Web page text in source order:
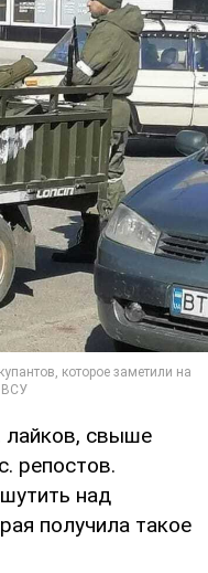
лайков, свыше
репостов.
над
получила такое